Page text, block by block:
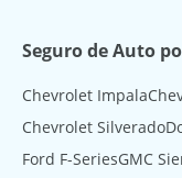
Seguro de Auto
Chevrolet Impala
Chevrolet Silverado
Ford F-SeriesGMC